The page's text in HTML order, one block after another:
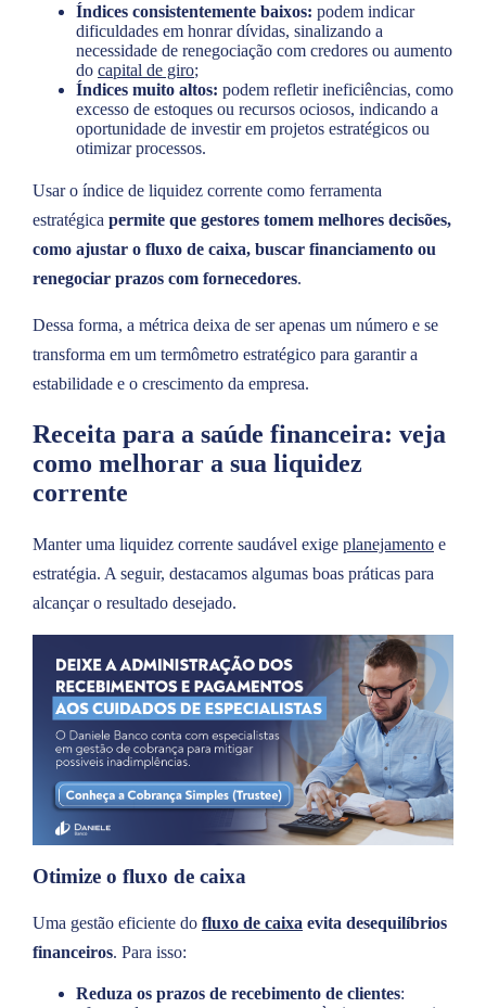
Índices consistentemente baixos: podem indicar
dificuldades em honrar dívidas, sinalizando a
necessidade de renegociação com credores ou aumento
do capital de giro;
Índices muito altos: podem refletir ineficiências, como
excesso de estoques ou recursos ociosos, indicando a
oportunidade de investir em projetos estratégicos ou
otimizar processos.
Usar o índice de liquidez corrente como ferramenta
estratégica permite que gestores tomem melhores decisões,
como ajustar o fluxo de caixa, buscar financiamento ou
renegociar prazos com fornecedores.
Dessa forma, a métrica deixa de ser apenas um número e se
transforma em um termômetro estratégico para garantir a
estabilidade e o crescimento da empresa.
Receita para a saúde financeira: veja
como melhorar a sua liquidez
corrente
Manter uma liquidez corrente saudável exige planejamento e
estratégia. A seguir, destacamos algumas boas práticas para
alcançar o resultado desejado.
Otimize o fluxo de caixa
Uma gestão eficiente do fluxo de caixa evita desequilíbrios
financeiros. Para isso:
Reduza os prazos de recebimento de clientes: